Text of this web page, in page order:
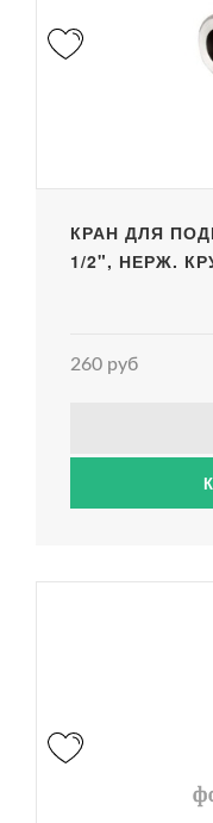
КРАН ДЛЯ
1/2", НЕРЖ.
260 руб